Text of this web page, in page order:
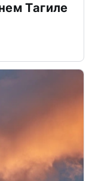
Тагиле